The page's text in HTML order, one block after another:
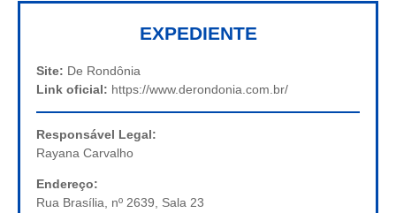
EXPEDIENTE
Site: De Rondônia
Link oficial: https://www.derondonia.com.br/
Responsável Legal:
Rayana Carvalho
Endereço:
Rua Brasília, nº 2639, Sala 23